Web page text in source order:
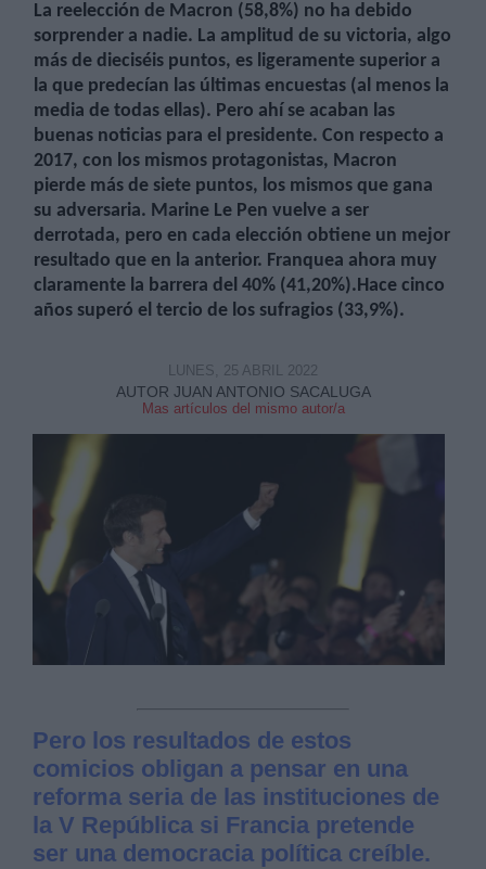
La reelección de Macron (58,8%) no ha debido
sorprender a nadie. La amplitud de su victoria, algo
más de dieciséis puntos, es ligeramente superior a
la que predecían las últimas encuestas (al menos la
media de todas ellas). Pero ahí se acaban las
buenas noticias para el presidente. Con respecto a
2017, con los mismos protagonistas, Macron
pierde más de siete puntos, los mismos que gana
su adversaria. Marine Le Pen vuelve a ser
derrotada, pero en cada elección obtiene un mejor
resultado que en la anterior. Franquea ahora muy
claramente la barrera del 40% (41,20%).Hace cinco
años superó el tercio de los sufragios (33,9%).
AUTOR JUAN ANTONIO SACALUGA
Mas artículos del mismo autor/a
LUNES, 25 ABRIL 2022
Pero los resultados de estos
comicios obligan a pensar en una
reforma seria de las instituciones de
la V República si Francia pretende
ser una democracia política creíble.
Derechos:
link
Información adicional